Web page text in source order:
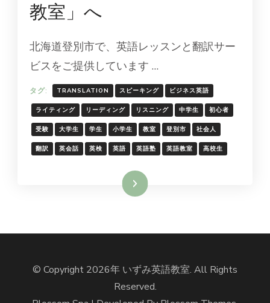
教室」へ
北海道登別市で、英語レッスンと翻訳サー
ビスをご提供しています …
タグ: TRANSLATION スピーキング ビジネス英語
ライティング リーディング リスニング 中学生 初心者
受験 大学生 学生 小学生 教室 登別市 社会人
翻訳 英会話 英検 英語 英語塾 英語教室 高校生
続きを読む
© Copyright 2026年 いずみ英語教室. All Rights
Reserved.